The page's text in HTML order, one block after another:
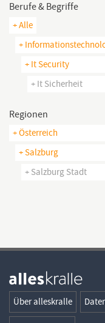
Berufe & Begriffe
+ Alle
+
+ It Security
+ It Sicherheit
Regionen
+ Österreich
+ Salzburg
+ Salzburg Stadt
Über alleskralle